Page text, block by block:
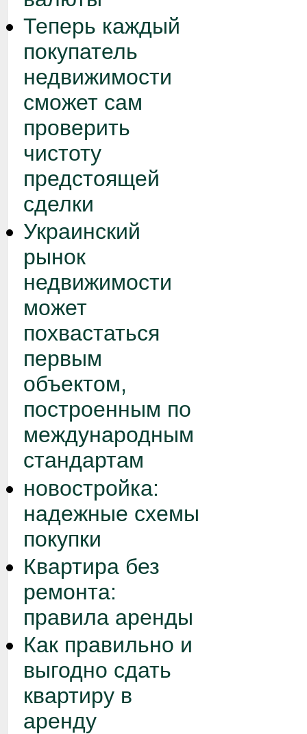
Теперь каждый
покупатель
недвижимости
сможет сам
проверить
чистоту
предстоящей
сделки
Украинский
рынок
недвижимости
может
похвастаться
первым
объектом,
построенным по
международным
стандартам
новостройка:
надежные схемы
покупки
Квартира без
ремонта:
правила аренды
Как правильно и
выгодно сдать
квартиру в
аренду